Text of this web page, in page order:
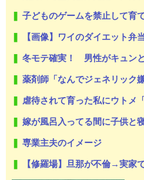
子どものゲームを禁止して育
【画像】ワイのダイエット弁当
冬モテ確実！ 男性がキュン
薬剤師「なんでジェネリック嫌なんです
虐待されて育った私にウトメ「子供を産んだらご両親への感謝の気持ちも湧い
嫁が風呂入ってる間に子供と寝室に行って俺だけ寝落ちしたら嫁から「子供あん
専業主夫のイメージ
【修羅場】旦那が不倫→実家で両親と子供を育てようと思ってい